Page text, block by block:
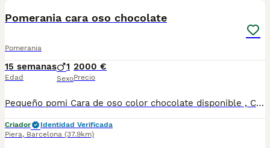
Pomerania cara oso chocolate
Pomerania
15 semanas
Edad
1
Sexo
2000 €
Precio
Pequeño pomi Cara de oso color chocolate disponible , Centro Canino Vallbonica es mucho más que un centro de cría , es una familia comprometida con el bienestar animal y la cria responsable, siendo Criadores directos, sin intermediarios, con más de 20 años de experiencia. Apostamos por la cría responsable y una cuidada selección por ello todos nuestros bebés nacen y se crían en nuestras instalaciones , asegurando así un correcto desarrollo y una magnífica socialización, consiguiendo en cada ejemplar un carácter juguetón y extrovertido algo primordial para su adaptación como un miembro más en tu familia . Se entregan con el carnet de vacunas con el plan correspondiente a su edad , desparasitados y microchip implantado y activado en registro de Anicom. Facilitamos junto al cachorro contrato de compra con garantías víricas de 15 días y congénitas de 1 año . Contamos con un gran equipo de profesionales entre los que se encuentran educadores, auxiliares y Veterinarios ofreciendo los controles sanitarios necesarios así como continua vigilancia asegurando su bienestar . Hacemos envíos a toda España con empresa de transporte privado, proporcionando un viaje confortable y ofreciendo las atenciones necesarias a nuestros bebés . Si estás interesado en alguno de nuestros ejemplares solicita información sin compromiso al 722269698 . También atendemos vía WhatsApp . PRECIO REAL ( incluye el IVA) .
Criador
Identidad Verificada
Piera, Barcelona (37.9km)